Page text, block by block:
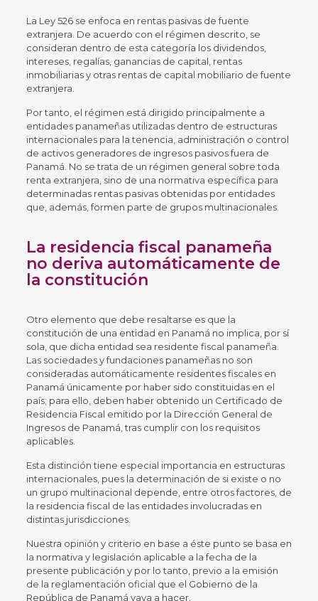
La Ley 526 se enfoca en rentas pasivas de fuente
extranjera. De acuerdo con el régimen descrito, se
consideran dentro de esta categoría los dividendos,
intereses, regalías, ganancias de capital, rentas
inmobiliarias y otras rentas de capital mobiliario de fuente
extranjera.
Por tanto, el régimen está dirigido principalmente a
entidades panameñas utilizadas dentro de estructuras
internacionales para la tenencia, administración o control
de activos generadores de ingresos pasivos fuera de
Panamá. No se trata de un régimen general sobre toda
renta extranjera, sino de una normativa específica para
determinadas rentas pasivas obtenidas por entidades
que, además, formen parte de grupos multinacionales.
La residencia fiscal panameña
no deriva automáticamente de
la constitución
Otro elemento que debe resaltarse es que la
constitución de una entidad en Panamá no implica, por sí
sola, que dicha entidad sea residente fiscal panameña.
Las sociedades y fundaciones panameñas no son
consideradas automáticamente residentes fiscales en
Panamá únicamente por haber sido constituidas en el
país; para ello, deben haber obtenido un Certificado de
Residencia Fiscal emitido por la Dirección General de
Ingresos de Panamá, tras cumplir con los requisitos
aplicables.
Esta distinción tiene especial importancia en estructuras
internacionales, pues la determinación de si existe o no
un grupo multinacional depende, entre otros factores, de
la residencia fiscal de las entidades involucradas en
distintas jurisdicciones.
Nuestra opinión y criterio en base a éste punto se basa en
la normativa y legislación aplicable a la fecha de la
presente publicación y por lo tanto, previo a la emisión
de la reglamentación oficial que el Gobierno de la
República de Panamá vaya a hacer.